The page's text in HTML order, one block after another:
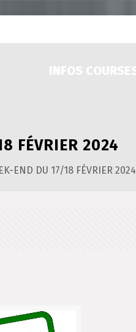
INFOS
FÉVRIER 2024
END DU 17/18 FÉVRIER 2024